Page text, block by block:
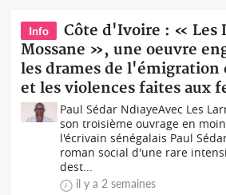
Info
Côte d'Ivoire : « Les
Mossane », une oeuvre
les drames de l'émigration
et les violences faites aux
Paul Sédar NdiayeAvec Les
son troisième ouvrage en
l'écrivain sénégalais Paul
roman social d'une rare
dest...
il y a 2 semaines